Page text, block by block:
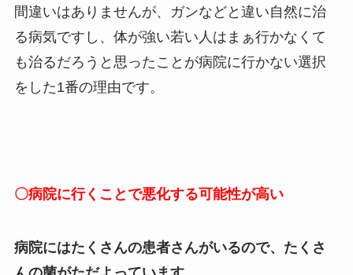
間違いはありませんが、ガンなどと違い自然に治
る病気ですし、体が強い若い人はまぁ行かなくて
も治るだろうと思ったことが病院に行かない選択
をした1番の理由です。
〇病院に行くことで悪化する可能性が高い
病院にはたくさんの患者さんがいるので、たくさ